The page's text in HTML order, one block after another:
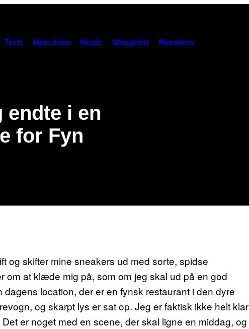
Tech Munchies Music Waypoint Members
i en
for Fyn
og skifter mine sneakers ud med sorte, spidse
om at klæde mig på, som om jeg skal ud på en god
location, der er en fynsk restaurant i den dyre
og skarpt lys er sat op. Jeg er faktisk ikke helt klar
er noget med en scene, der skal ligne en middag, og